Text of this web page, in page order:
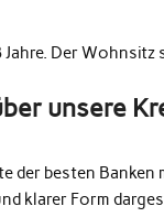
Der Wohnsitz
unsere
der besten
klarer Form